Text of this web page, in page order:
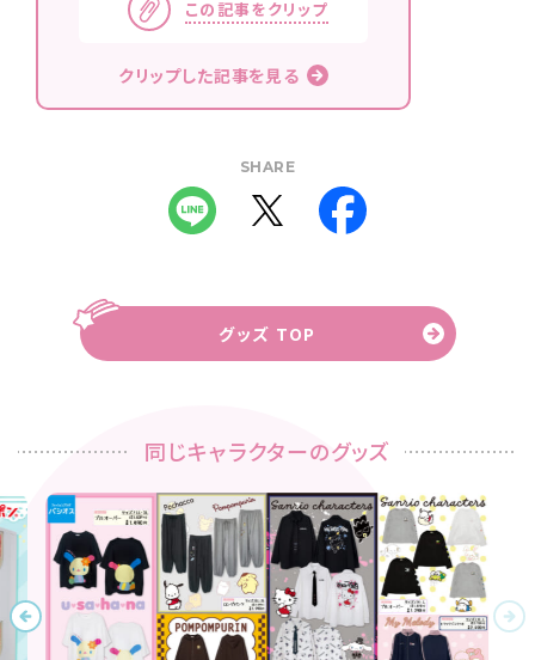
この記事をクリップ
クリップした記事を見る
SHARE
グッズ TOP
同じキャラクターのグッズ